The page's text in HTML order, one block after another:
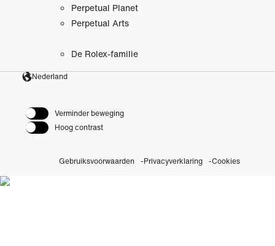
Perpetual Planet
Perpetual Arts
De Rolex-familie
Nederland
Verminder beweging
Hoog contrast
Gebruiksvoorwaarden Privacyverklaring Cookies